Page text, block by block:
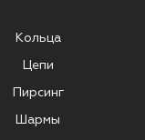
Кольца
Цепи
Пирсинг
Шармы